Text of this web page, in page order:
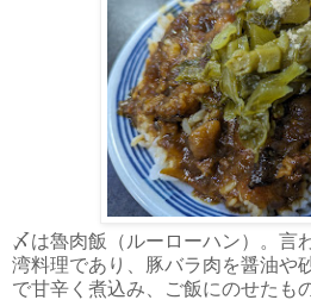
〆は魯肉飯（ルーローハン）。言
湾料理であり、豚バラ肉を醤油や
で甘辛く煮込み、ご飯にのせたも